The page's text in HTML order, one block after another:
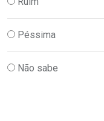
Péssima
Não sabe